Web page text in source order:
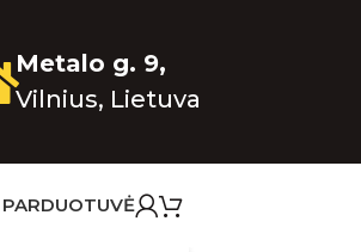
Metalo g. 9,
Vilnius, Lietuva
PARDUOTUVĖ